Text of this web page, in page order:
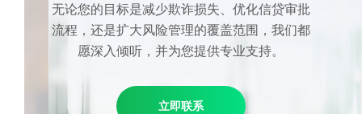
无论您的目标是减少欺诈损失、优化信贷审批
流程，还是扩大风险管理的覆盖范围，我们都
愿深入倾听，并为您提供专业支持。
立即联系